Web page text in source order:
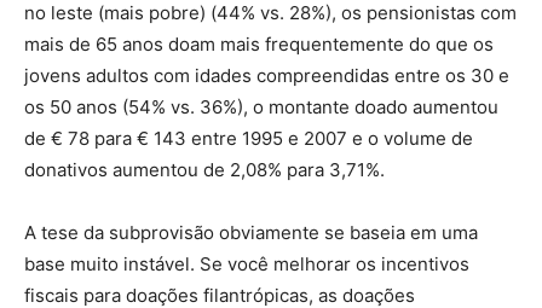
no leste (mais pobre) (44% vs. 28%), os pensionistas com
mais de 65 anos doam mais frequentemente do que os
jovens adultos com idades compreendidas entre os 30 e
os 50 anos (54% vs. 36%), o montante doado aumentou
de € 78 para € 143 entre 1995 e 2007 e o volume de
donativos aumentou de 2,08% para 3,71%.
A tese da subprovisão obviamente se baseia em uma
base muito instável. Se você melhorar os incentivos
fiscais para doações filantrópicas, as doações